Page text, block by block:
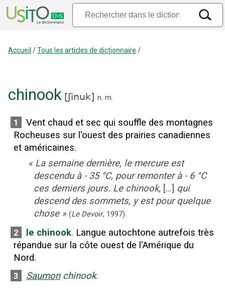
Accueil /Tous les articles de dictionnaire /
chinook [ʃinuk] n. m.
1
Vent chaud et sec qui souffle des montagnes
Rocheuses sur l'ouest des prairies canadiennes
et américaines.
« La semaine dernière, le mercure est
descendu à - 35 °C, pour remonter à - 6 °C
ces derniers jours. Le chinook, [...] qui
descend des sommets, y est pour quelque
chose » (Le Devoir, 1997).
2 le chinook. Langue autochtone autrefois très
répandue sur la côte ouest de l'Amérique du
Nord.
3 Saumon chinook.